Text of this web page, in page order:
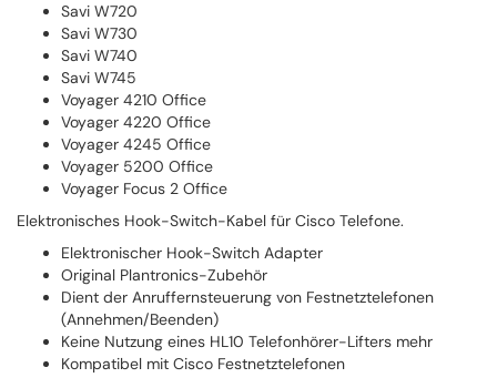
Savi W720
Savi W730
Savi W740
Savi W745
Voyager 4210 Office
Voyager 4220 Office
Voyager 4245 Office
Voyager 5200 Office
Voyager Focus 2 Office
Elektronisches Hook-Switch-Kabel für Cisco Telefone.
Elektronischer Hook-Switch Adapter
Original Plantronics-Zubehör
Dient der Anruffernsteuerung von Festnetztelefonen
(Annehmen/Beenden)
Keine Nutzung eines HL10 Telefonhörer-Lifters mehr
Kompatibel mit Cisco Festnetztelefonen